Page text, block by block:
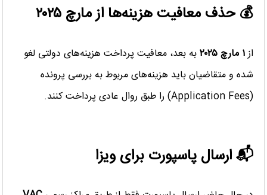
💰 حذف معافیت هزینه‌ها از مارچ۲۰۲۵
از۱ مارچ۲۰۲۵ به بعد، معافیت پرداخت هزینه‌های دولتی لغو
شده و متقاضیان باید هزینه‌های مربوط به بررسی پرونده
(Application Fees) را طبق روال عادی پرداخت کنند.
📬ارسال پاسپورت برای ویزا